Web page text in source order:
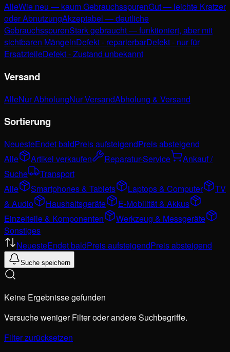
AlleWie neu — kaum GebrauchsspurenGut — leichte Kratzer
oder AbnutzungAkzeptabel — deutliche
GebrauchsspurenStark gebraucht — funktioniert, aber mit
sichtbaren MängelnDefekt - reparierbarDefekt - nur für
ErsatzteileDefekt - Zustand unbekannt
Versand
AlleNur AbholungNur VersandAbholung & Versand
Sortierung
NeuesteEndet baldPreis aufsteigendPreis absteigend
Alle
Artikel verkaufen Reparatur-Service
Ankauf /
Suche
Transport
Alle
Smartphones & Tablets Laptops & Computer
TV
& Audio
Haushaltsgeräte
E-Mobilität & Akkus
Einzelteile & Komponenten
Werkzeug & Messgeräte
Sonstiges
NeuesteEndet baldPreis aufsteigendPreis absteigend
Suche speichern
Keine Ergebnisse gefunden
Versuche weniger Filter oder andere Suchbegriffe.
Filter zurücksetzen